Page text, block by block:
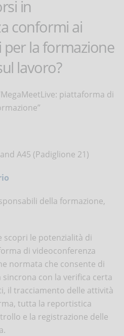
in
conformi ai
per la formazione
lavoro?
piattaforma di
A45 (Padiglione 21)
della formazione,
scopri le potenzialità di
di videoconferenza
normata che consente di
con la verifica certa
il tracciamento delle attività
tutta la reportistica
e la registrazione delle